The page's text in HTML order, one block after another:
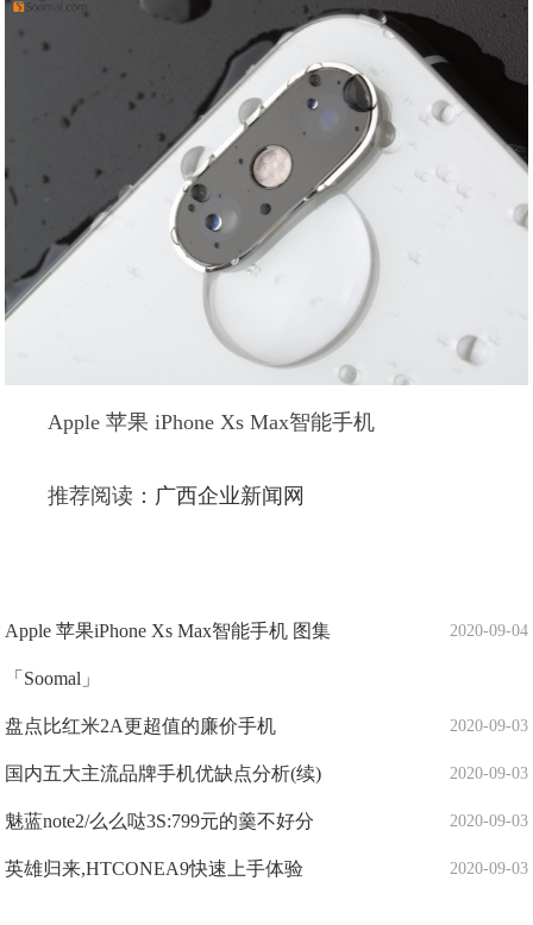
Apple 苹果 iPhone Xs Max智能手机
推荐阅读： 广西企业新闻网
2020-09-04
Apple 苹果iPhone Xs Max智能手机 图集
「Soomal」
2020-09-03
盘点比红米2A更超值的廉价手机
2020-09-03
国内五大主流品牌手机优缺点分析(续)
2020-09-03
魅蓝note2/么么哒3S:799元的羹不好分
2020-09-03
英雄归来,HTCONEA9快速上手体验